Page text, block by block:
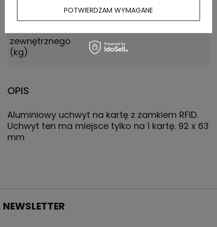
Waga
kartonu
zewnętrznego
(kg)
15.200
OPIS
Aluminiowy uchwyt na kartę z zamkiem RFID.
Uchwyt ten ma miejsce tylko na 1 kartę. 92 x 63
mm
NEWSLETTER
POTWIERDZAM WYMAGANE